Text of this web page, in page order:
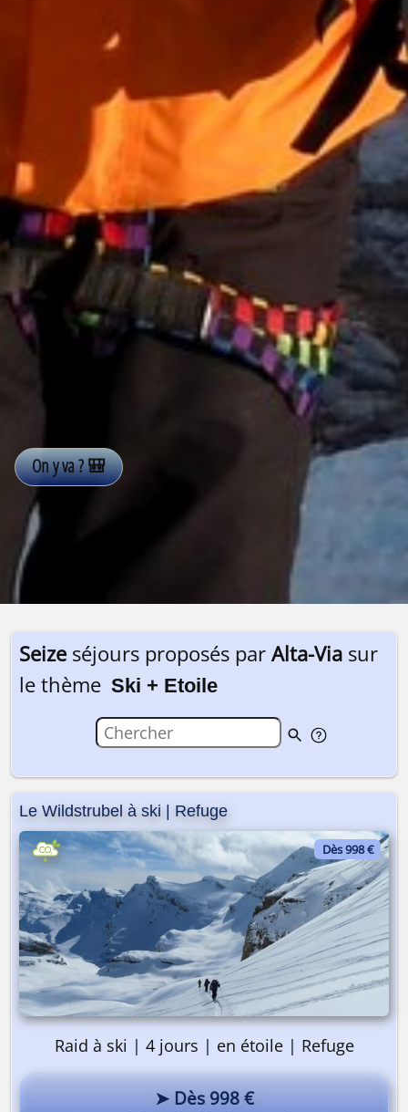
Seize séjours proposés par Alta-Via sur
le thème Ski + Etoile
Le Wildstrubel à ski | Refuge
Dès 998 €
Raid à ski | 4 jours | en étoile | Refuge
➤ Dès 998 €